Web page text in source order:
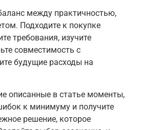
между практичностью,
Подходите к покупке
требования, изучите
совместимость с
будущие расходы на
описанные в статье моменты,
к минимуму и получите
решение, которое